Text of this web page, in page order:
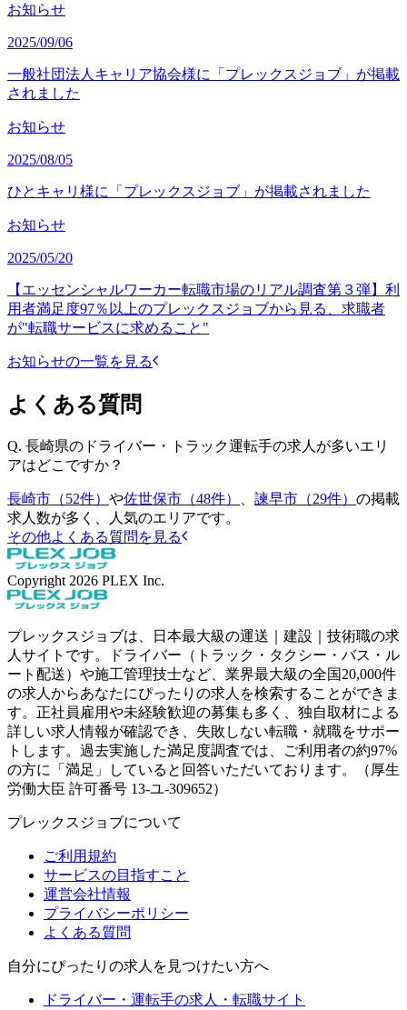
お知らせ
2025/09/06
一般社団法人キャリア協会様に「プレックスジョブ」が掲載
されました
お知らせ
2025/08/05
ひとキャリ様に「プレックスジョブ」が掲載されました
お知らせ
2025/05/20
【エッセンシャルワーカー転職市場のリアル調査第３弾】利
用者満足度97％以上のプレックスジョブから見る、求職者
が"転職サービスに求めること"
お知らせの一覧を見る
よくある質問
Q. 長崎県のドライバー・トラック運転手の求人が多いエリ
アはどこですか？
長崎市（52件） や佐世保市（48件） 諫早市（29件） の掲載
求人数が多く、人気のエリアです。
その他よくある質問を見る
Copyright 2026 PLEX Inc.
プレックスジョブは、日本最大級の運送｜建設｜技術職の求
人サイトです。ドライバー（トラック・タクシー・バス・ル
ート配送）や施工管理技士など、業界最大級の全国20,000件
の求人からあなたにぴったりの求人を検索することができま
す。正社員雇用や未経験歓迎の募集も多く、独自取材による
詳しい求人情報が確認でき、失敗しない転職・就職をサポー
トします。過去実施した満足度調査では、ご利用者の約97%
の方に「満足」していると回答いただいております。（厚生
労働大臣 許可番号 13-ユ-309652）
プレックスジョブについて
ご利用規約
サービスの目指すこと
運営会社情報
プライバシーポリシー
よくある質問
自分にぴったりの求人を見つけたい方へ
ドライバー・運転手の求人・転職サイト